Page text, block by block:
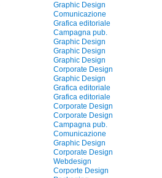
Graphic Design
Comunicazione
Grafica editoriale
Campagna pub.
Graphic Design
Graphic Design
Graphic Design
Corporate Design
Graphic Design
Grafica editoriale
Grafica editoriale
Corporate Design
Corporate Design
Campagna pub.
Comunicazione
Graphic Design
Corporate Design
Webdesign
Corporte Design